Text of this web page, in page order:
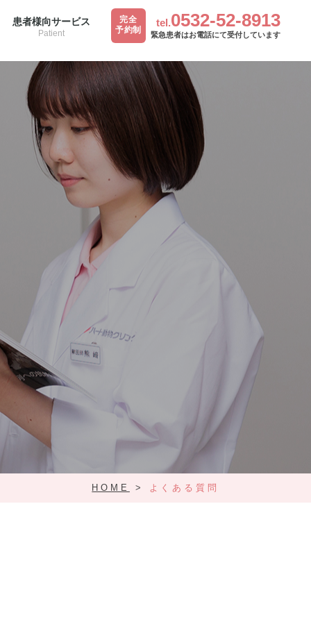
患者様向サービス
Patient
完全
予約制
tel.0532-52-8913
緊急患者はお電話にて受付しています
HOME > よくある質問